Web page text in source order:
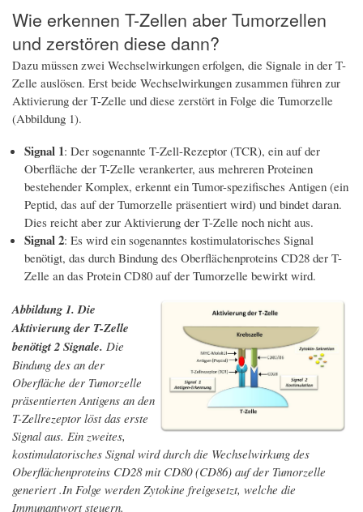
Wie erkennen T-Zellen aber Tumorzellen
und zerstören diese dann?
Dazu müssen zwei Wechselwirkungen erfolgen, die Signale in der T-
Zelle auslösen. Erst beide Wechselwirkungen zusammen führen zur
Aktivierung der T-Zelle und diese zerstört in Folge die Tumorzelle
(Abbildung 1).
Signal 1: Der sogenannte T-Zell-Rezeptor (TCR), ein auf der
Oberfläche der T-Zelle verankerter, aus mehreren Proteinen
bestehender Komplex, erkennt ein Tumor-spezifisches Antigen (ein
Peptid, das auf der Tumorzelle präsentiert wird) und bindet daran.
Dies reicht aber zur Aktivierung der T-Zelle noch nicht aus.
Signal 2: Es wird ein sogenanntes kostimulatorisches Signal
benötigt, das durch Bindung des Oberflächenproteins CD28 der T-
Zelle an das Protein CD80 auf der Tumorzelle bewirkt wird.
Abbildung 1. Die
Aktivierung der T-Zelle
benötigt 2 Signale. Die
Bindung des an der
Oberfläche der Tumorzelle
präsentierten Antigens an den
T-Zellrezeptor löst das erste
Signal aus. Ein zweites,
kostimulatorisches Signal wird durch die Wechselwirkung des
Oberflächenproteins CD28 mit CD80 (CD86) auf der Tumorzelle
generiert .In Folge werden Zytokine freigesetzt, welche die
Immunantwort steuern.